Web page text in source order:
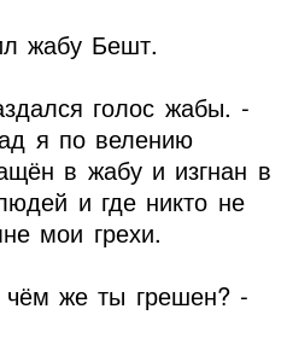
жабу Бешт.
голос жабы. -
я по велению
в жабу и изгнан в
и где никто не
мои грехи.
же ты грешен? -